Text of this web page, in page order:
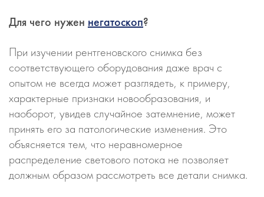
Для чего нужен негатоскоп?
При изучении рентгеновского снимка без
соответствующего оборудования даже врач с
опытом не всегда может разглядеть, к примеру,
характерные признаки новообразования, и
наоборот, увидев случайное затемнение, может
принять его за патологические изменения. Это
объясняется тем, что неравномерное
распределение светового потока не позволяет
должным образом рассмотреть все детали снимка.